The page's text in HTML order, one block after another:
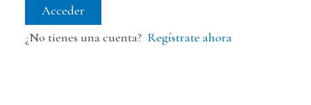
Acceder
¿No tienes una cuenta? Regístrate ahora